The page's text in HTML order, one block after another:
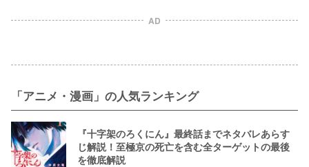
AD
「アニメ・漫画」の人気ランキング
『十字架のろくにん』最終話までネタバレあらす
じ解説！至極京の死亡を含む全ターゲットの最後
を徹底解説